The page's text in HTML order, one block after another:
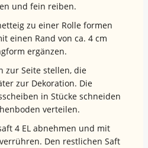
und fein reiben.
zu einer Rolle formen
einen Rand von ca. 4 cm
ergänzen.
zur Seite stellen, die
zur Dekoration. Die
in Stücke schneiden
verteilen.
4 EL abnehmen und mit
Den restlichen Saft